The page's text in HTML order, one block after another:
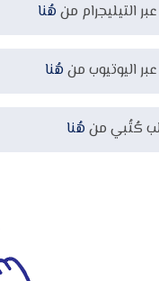
التيليجرام من هُنا
اليوتيوب من هُنا
كُتُبي من هُنا